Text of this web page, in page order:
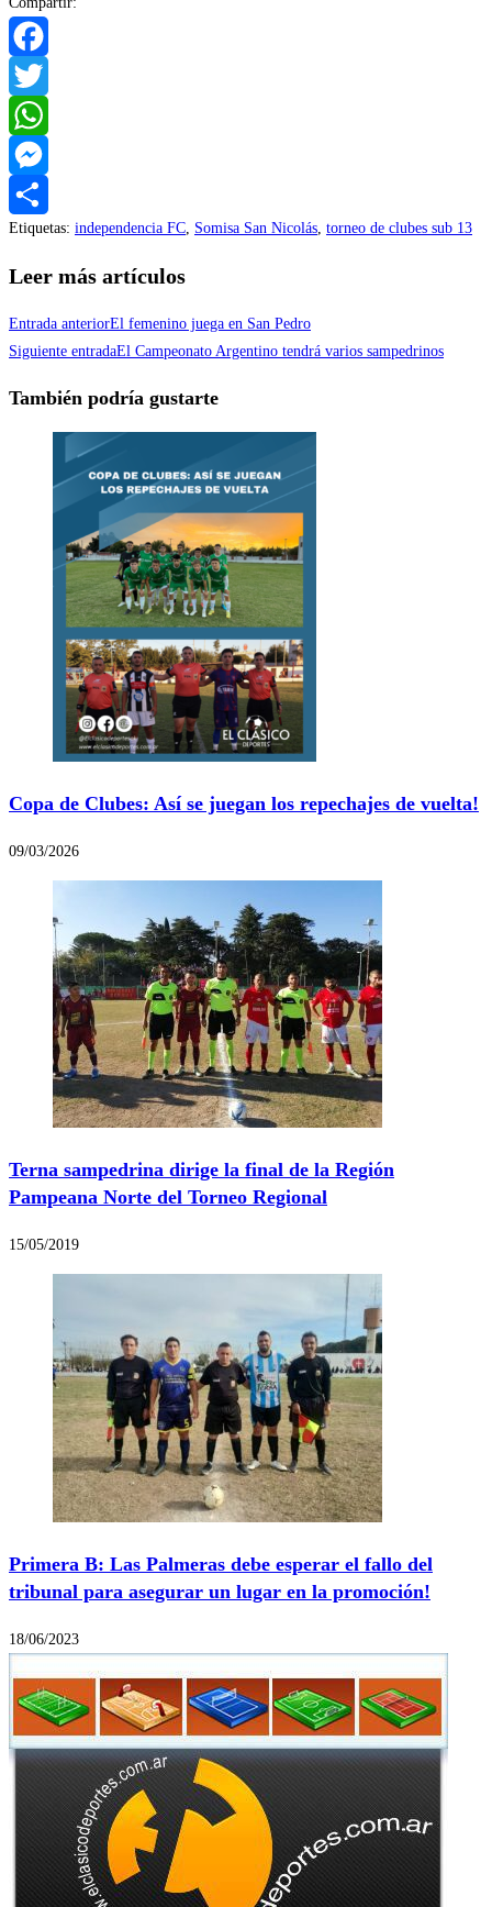
Facebook
Twitter
WhatsApp
Messenger
Compartir
Etiquetas: independencia FC, Somisa San Nicolás, torneo de clubes sub 13
Leer más artículos
Entrada anteriorEl femenino juega en San Pedro
Siguiente entradaEl Campeonato Argentino tendrá varios sampedrinos
También podría gustarte
Copa de Clubes: Así se juegan los repechajes de vuelta!
09/03/2026
Terna sampedrina dirige la final de la Región
Pampeana Norte del Torneo Regional
15/05/2019
Primera B: Las Palmeras debe esperar el fallo del
tribunal para asegurar un lugar en la promoción!
18/06/2023